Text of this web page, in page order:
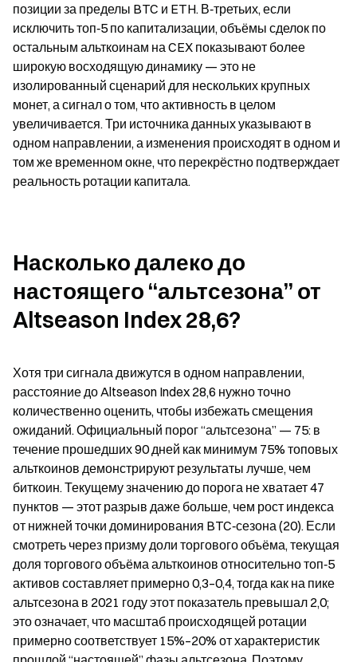
позиции за пределы BTC и ETH. В‑третьих, если
исключить топ‑5 по капитализации, объёмы сделок по
остальным альткоинам на CEX показывают более
широкую восходящую динамику — это не
изолированный сценарий для нескольких крупных
монет, а сигнал о том, что активность в целом
увеличивается. Три источника данных указывают в
одном направлении, а изменения происходят в одном и
том же временном окне, что перекрёстно подтверждает
реальность ротации капитала.
Насколько далеко до
настоящего “альтсезона” от
Altseason Index 28,6?
Хотя три сигнала движутся в одном направлении,
расстояние до Altseason Index 28,6 нужно точно
количественно оценить, чтобы избежать смещения
ожиданий. Официальный порог “альтсезона” — 75: в
течение прошедших 90 дней как минимум 75% топовых
альткоинов демонстрируют результаты лучше, чем
биткоин. Текущему значению до порога не хватает 47
пунктов — этот разрыв даже больше, чем рост индекса
от нижней точки доминирования BTC‑сезона (20). Если
смотреть через призму доли торгового объёма, текущая
доля торгового объёма альткоинов относительно топ‑5
активов составляет примерно 0,3–0,4, тогда как на пике
альтсезона в 2021 году этот показатель превышал 2,0;
это означает, что масштаб происходящей ротации
примерно соответствует 15%–20% от характеристик